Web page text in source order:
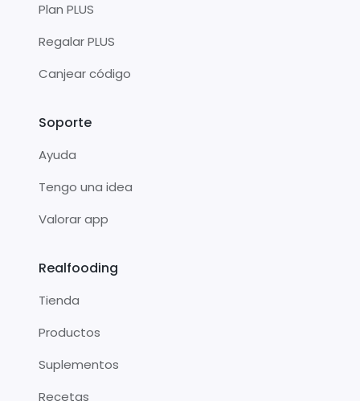
Plan PLUS
Regalar PLUS
Canjear código
Soporte
Ayuda
Tengo una idea
Valorar app
Realfooding
Tienda
Productos
Suplementos
Recetas